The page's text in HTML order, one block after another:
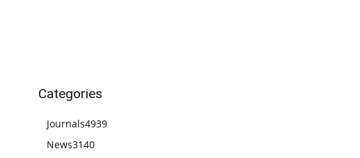
Categories
Journals4939
News3140